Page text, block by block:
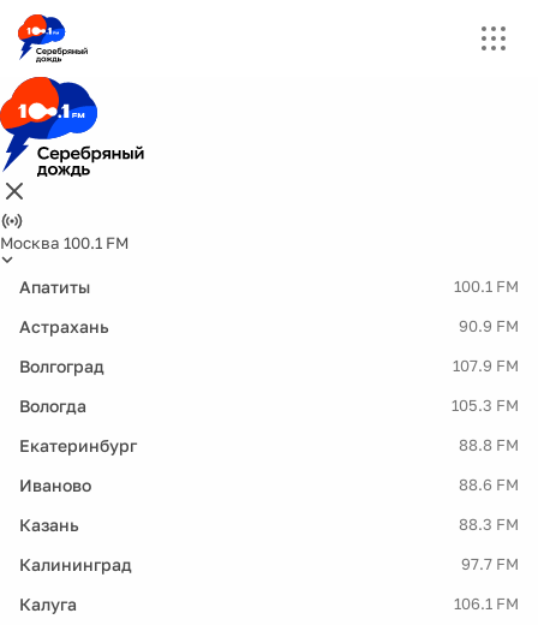
Москва 100.1 FM
Апатиты 100.1 FM
Астрахань 90.9 FM
Волгоград 107.9 FM
Вологда 105.3 FM
Екатеринбург 88.8 FM
Иваново 88.6 FM
Казань 88.3 FM
Калининград 97.7 FM
Калуга 106.1 FM